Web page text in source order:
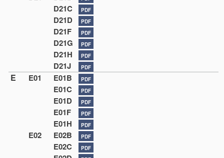
D21C PDF
D21D PDF
D21F PDF
D21G PDF
D21H PDF
D21J PDF
E E01 E01B PDF
E01C PDF
E01D PDF
E01F PDF
E01H PDF
E02 E02B PDF
E02C PDF